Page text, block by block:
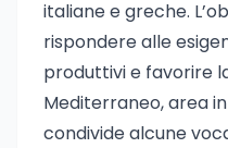
italiane e greche.
rispondere alle
produttivi e favorire
Mediterraneo, area
condivide alcune